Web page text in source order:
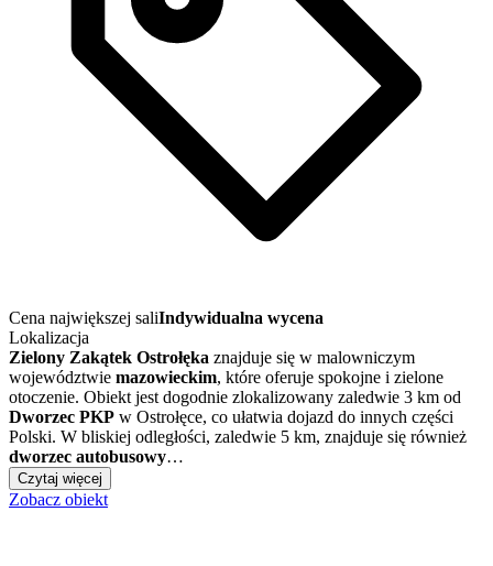
Cena największej saliIndywidualna wycena
Lokalizacja
Zielony Zakątek Ostrołęka znajduje się w malowniczym
województwie mazowieckim, które oferuje spokojne i zielone
otoczenie. Obiekt jest dogodnie zlokalizowany zaledwie 3 km od
Dworzec PKP w Ostrołęce, co ułatwia dojazd do innych części
Polski. W bliskiej odległości, zaledwie 5 km, znajduje się również
dworzec autobusowy…
Czytaj więcej
Zobacz obiekt